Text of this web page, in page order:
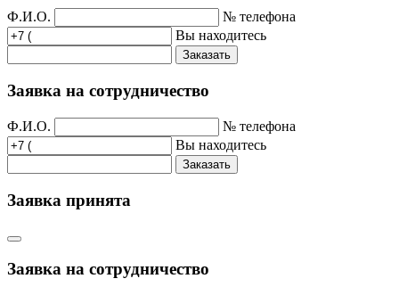
Ф.И.О.
№ телефона
Вы находитесь
Заказать
Заявка на сотрудничество
Ф.И.О.
№ телефона
Вы находитесь
Заказать
Заявка принята
Заявка на сотрудничество